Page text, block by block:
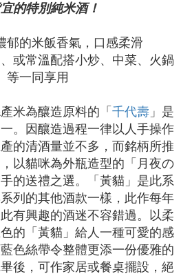
的特別純米酒！
郁的米飯香氣，口感柔滑
或常溫配搭小炒、中菜、火鍋
等一同享用
米為釀造原料的「 千代壽 」是
。因釀造過程一律以人手操作
的清酒量並不多，而銘柄所推
以貓咪為外瓶造型的「月夜の
的送禮之選。「黃貓」是此系
列的其他酒款一樣，此作每年
有興趣的酒迷不容錯過。以柔
的「黃貓」給人一種可愛的感
色絲帶令整體更添一份優雅的
後，可作家居或餐桌擺設，絕